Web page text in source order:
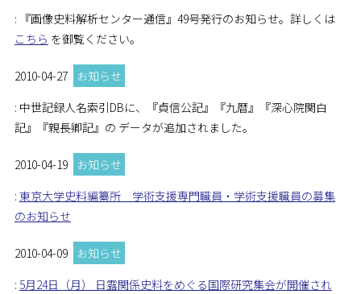
: 『画像史料解析センター通信』49号発行のお知らせ。詳しくは
こちら を御覧ください。
2010-04-27
お知らせ
: 中世記録人名索引DBに、『貞信公記』『九暦』『深心院関白
記』『親長卿記』の データが追加されました。
2010-04-19
お知らせ
: 東京大学史料編纂所 学術支援専門職員・学術支援職員の募集
のお知らせ
2010-04-09
お知らせ
: 5月24日（月） 日露関係史料をめぐる国際研究集会が開催され